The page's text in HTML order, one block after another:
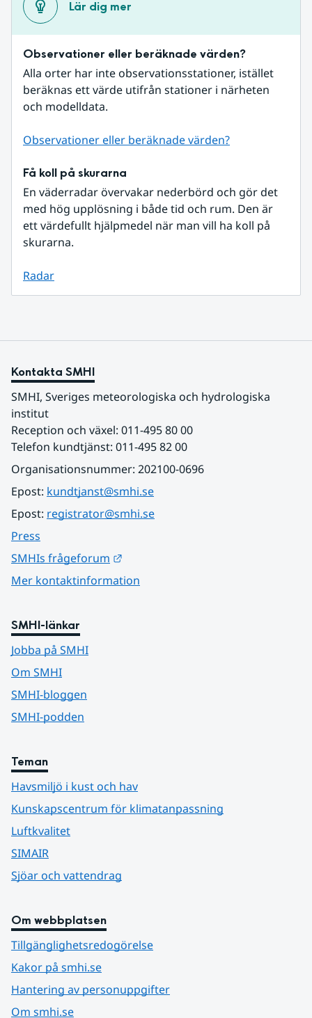
Lär dig mer
Observationer eller beräknade värden?
Alla orter har inte observationsstationer, istället
beräknas ett värde utifrån stationer i närheten
och modelldata.
Observationer eller beräknade värden?
Få koll på skurarna
En väderradar övervakar nederbörd och gör det
med hög upplösning i både tid och rum. Den är
ett värdefullt hjälpmedel när man vill ha koll på
skurarna.
Radar
Kontakta SMHI
SMHI, Sveriges meteorologiska och hydrologiska
institut
Reception och växel: 011-495 80 00
Telefon kundtjänst: 011-495 82 00
Organisationsnummer: 202100-0696
Epost: kundtjanst@smhi.se
Epost: registrator@smhi.se
Press
SMHIs frågeforum
Mer kontaktinformation
SMHI-länkar
Jobba på SMHI
Om SMHI
SMHI-bloggen
SMHI-podden
Teman
Havsmiljö i kust och hav
Kunskapscentrum för klimatanpassning
Luftkvalitet
SIMAIR
Sjöar och vattendrag
Om webbplatsen
Tillgänglighetsredogörelse
Kakor på smhi.se
Hantering av personuppgifter
Om smhi.se